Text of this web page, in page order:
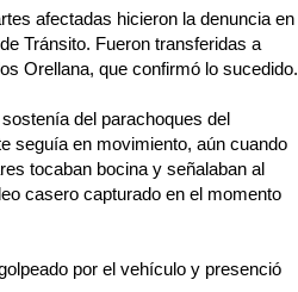
afectadas hicieron la denuncia en
Tránsito. Fueron transferidas a
Orellana, que confirmó lo sucedido.
del parachoques del
seguía en movimiento, aún cuando
tocaban bocina y señalaban al
casero capturado en el momento
por el vehículo y presenció